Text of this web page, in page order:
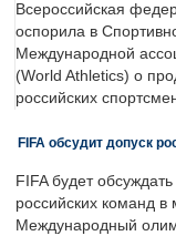
Всероссийская
оспорила в
Международной
(World Athletics) о
российских
FIFA обсудит допуск
FIFA будет
российских команд
Международный